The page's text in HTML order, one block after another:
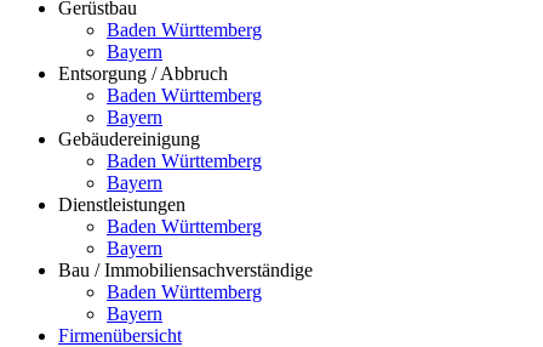
Gerüstbau
Baden Württemberg
Bayern
Entsorgung / Abbruch
Baden Württemberg
Bayern
Gebäudereinigung
Baden Württemberg
Bayern
Dienstleistungen
Baden Württemberg
Bayern
Bau / Immobiliensachverständige
Baden Württemberg
Bayern
Firmenübersicht